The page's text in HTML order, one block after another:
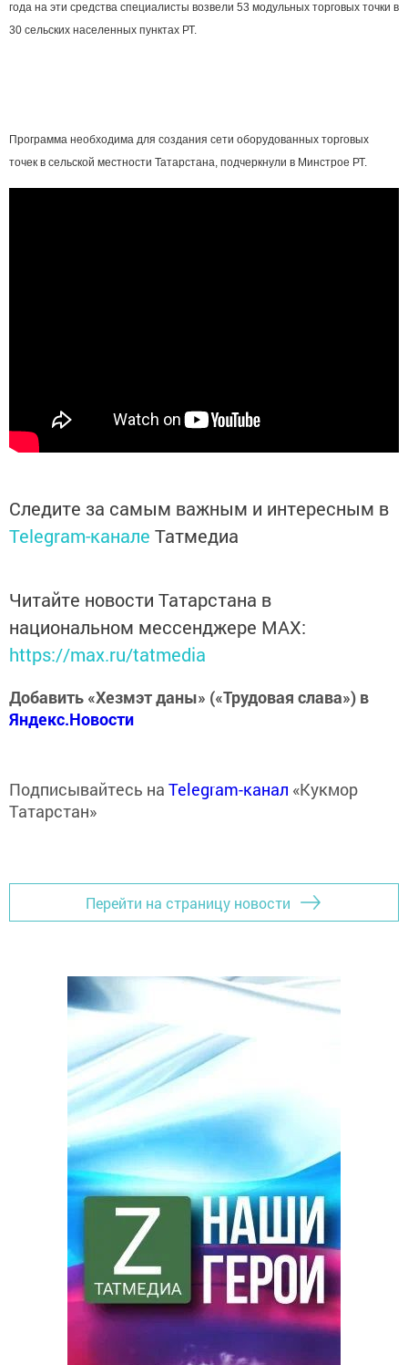
года на эти средства специалисты возвели 53 модульных торговых точки в
30 сельских населенных пунктах РТ.
Программа необходима для создания сети оборудованных торговых
точек в сельской местности Татарстана, подчеркнули в Минстрое РТ.
Следите за самым важным и интересным в
Telegram-канале Татмедиа
Читайте новости Татарстана в
национальном мессенджере MАХ:
https://max.ru/tatmedia
Добавить «Хезмэт даны» («Трудовая слава») в
Яндекс.Новости
Подписывайтесь на Telegram-канал «Кукмор
Татарстан»
Перейти на страницу новости